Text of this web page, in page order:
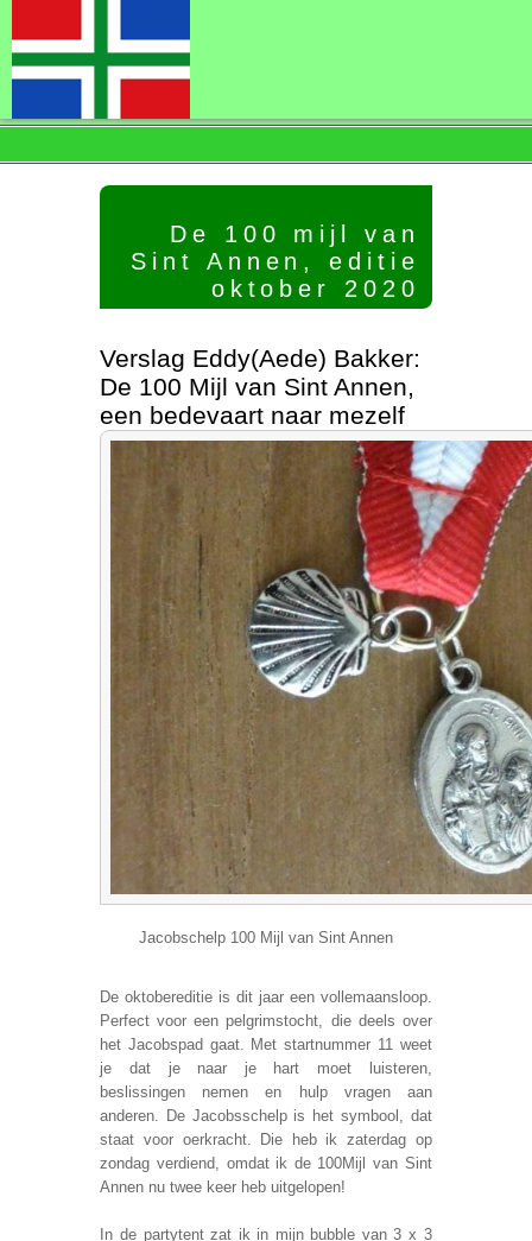
Links en contact▾
De 100 mijl van
Sint Annen, editie
oktober 2020
Verslag Eddy(Aede) Bakker:
De 100 Mijl van Sint Annen,
een bedevaart naar mezelf
Jacobschelp 100 Mijl van Sint Annen
De oktobereditie is dit jaar een vollemaansloop.
Perfect voor een pelgrimstocht, die deels over
het Jacobspad gaat. Met startnummer 11 weet
je dat je naar je hart moet luisteren,
beslissingen nemen en hulp vragen aan
anderen. De Jacobsschelp is het symbool, dat
staat voor oerkracht. Die heb ik zaterdag op
zondag verdiend, omdat ik de 100Mijl van Sint
Annen nu twee keer heb uitgelopen!
In de partytent zat ik in mijn bubble van 3 x 3